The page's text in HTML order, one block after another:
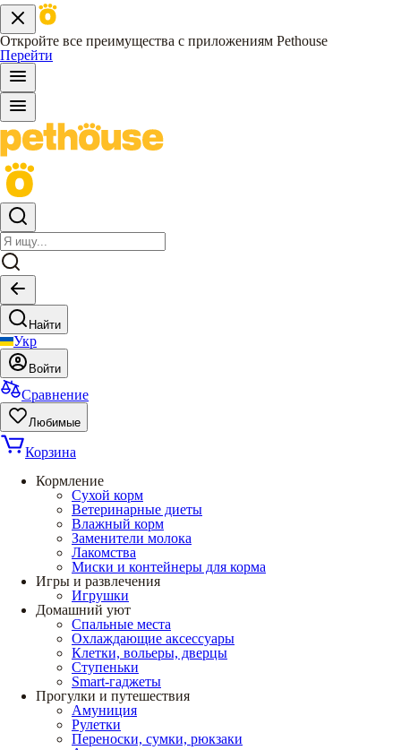
Откройте все преимущества с приложениям Pethouse
Перейти
Найти
Укр
Войти
Сравнение
Любимые
Корзина
Кормление
Сухой корм
Ветеринарные диеты
Влажный корм
Заменители молока
Лакомства
Миски и контейнеры для корма
Игры и развлечения
Игрушки
Домашний уют
Спальные места
Охлаждающие аксессуары
Клетки, вольеры, дверцы
Ступеньки
Smart-гаджеты
Прогулки и путешествия
Амуниция
Рулетки
Переноски, сумки, рюкзаки